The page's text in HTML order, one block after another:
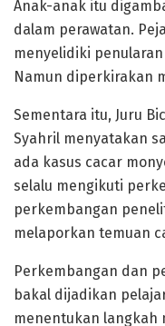
Anak-anak itu
dalam perawatan.
menyelidiki
Namun diperkirakan
Sementara itu, Juru
Syahril menyatakan
ada kasus cacar
selalu mengikuti
perkembangan
melaporkan temuan
Perkembangan dan
bakal dijadikan
menentukan langkah